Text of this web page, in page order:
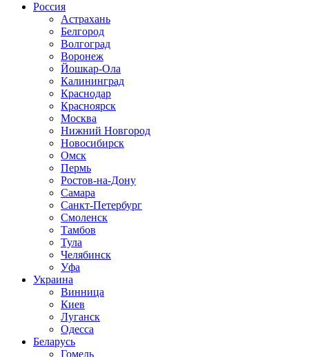
Россия
Астрахань
Белгород
Волгоград
Воронеж
Йошкар-Ола
Калининград
Краснодар
Красноярск
Москва
Нижний Новгород
Новосибирск
Омск
Пермь
Ростов-на-Дону
Самара
Санкт-Петербург
Смоленск
Тамбов
Тула
Челябинск
Уфа
Украина
Винница
Киев
Луганск
Одесса
Беларусь
Гомель